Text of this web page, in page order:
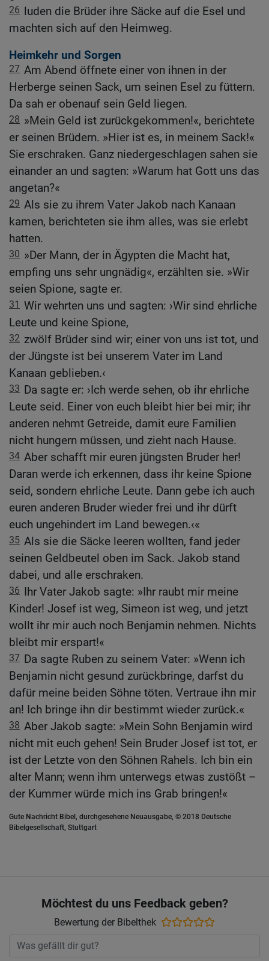
26 luden die Brüder ihre Säcke auf die Esel und
machten sich auf den Heimweg.
Heimkehr und Sorgen
27 Am Abend öffnete einer von ihnen in der
Herberge seinen Sack, um seinen Esel zu füttern.
Da sah er obenauf sein Geld liegen.
28 »Mein Geld ist zurückgekommen!«, berichtete
er seinen Brüdern. »Hier ist es, in meinem Sack!«
Sie erschraken. Ganz niedergeschlagen sahen sie
einander an und sagten: »Warum hat Gott uns das
angetan?«
29 Als sie zu ihrem Vater Jakob nach Kanaan
kamen, berichteten sie ihm alles, was sie erlebt
hatten.
30 »Der Mann, der in Ägypten die Macht hat,
empfing uns sehr ungnädig«, erzählten sie. »Wir
seien Spione, sagte er.
31 Wir wehrten uns und sagten: ›Wir sind ehrliche
Leute und keine Spione,
32 zwölf Brüder sind wir; einer von uns ist tot, und
der Jüngste ist bei unserem Vater im Land
Kanaan geblieben.‹
33 Da sagte er: ›Ich werde sehen, ob ihr ehrliche
Leute seid. Einer von euch bleibt hier bei mir; ihr
anderen nehmt Getreide, damit eure Familien
nicht hungern müssen, und zieht nach Hause.
34 Aber schafft mir euren jüngsten Bruder her!
Daran werde ich erkennen, dass ihr keine Spione
seid, sondern ehrliche Leute. Dann gebe ich auch
euren anderen Bruder wieder frei und ihr dürft
euch ungehindert im Land bewegen.‹«
35 Als sie die Säcke leeren wollten, fand jeder
seinen Geldbeutel oben im Sack. Jakob stand
dabei, und alle erschraken.
36 Ihr Vater Jakob sagte: »Ihr raubt mir meine
Kinder! Josef ist weg, Simeon ist weg, und jetzt
wollt ihr mir auch noch Benjamin nehmen. Nichts
bleibt mir erspart!«
37 Da sagte Ruben zu seinem Vater: »Wenn ich
Benjamin nicht gesund zurückbringe, darfst du
dafür meine beiden Söhne töten. Vertraue ihn mir
an! Ich bringe ihn dir bestimmt wieder zurück.«
38 Aber Jakob sagte: »Mein Sohn Benjamin wird
nicht mit euch gehen! Sein Bruder Josef ist tot, er
ist der Letzte von den Söhnen Rahels. Ich bin ein
alter Mann; wenn ihm unterwegs etwas zustößt –
der Kummer würde mich ins Grab bringen!«
Gute Nachricht Bibel, durchgesehene Neuausgabe, © 2018 Deutsche
Bibelgesellschaft, Stuttgart
Möchtest du uns Feedback geben?
Bewertung der Bibelthek